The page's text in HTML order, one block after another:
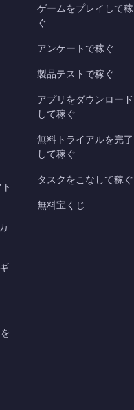
ゲームをプレイして稼
ぐ
アンケートで稼ぐ
製品テストで稼ぐ
アプリをダウンロード
して稼ぐ
無料トライアルを完了
して稼ぐ
タスクをこなして稼ぐ
無料宝くじ